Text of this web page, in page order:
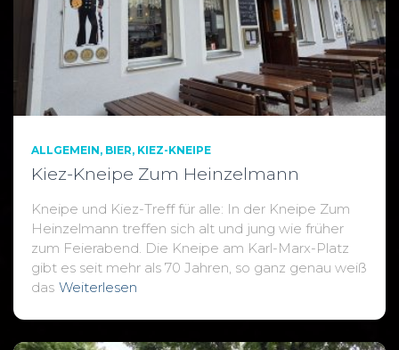
ALLGEMEIN BIER KIEZ-KNEIPE
Kiez-Kneipe Zum Heinzelmann
Kneipe und Kiez-Treff für alle: In der Kneipe Zum
Heinzelmann treffen sich alt und jung wie früher
zum Feierabend. Die Kneipe am Karl-Marx-Platz
gibt es seit mehr als 70 Jahren, so ganz genau weiß
das Weiterlesen